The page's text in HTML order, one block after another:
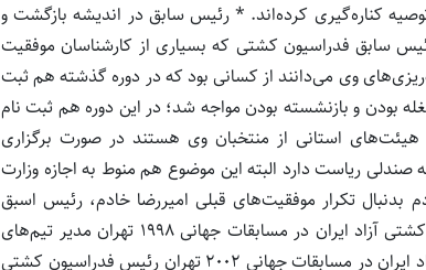
کناره‌گیری کرده‌اند. * رئیس سابق در اندیشه بازگشت و
سابق فدراسیون کشتی که بسیاری از کارشناسان موفقیت
وی می‌دانند از کسانی بود که در دوره گذشته هم ثبت
بودن و بازنشسته بودن مواجه شد؛ در این دوره هم ثبت نام
هیئت‌های استانی از منتخبان وی هستند در صورت برگزاری
صندلی ریاست دارد البته این موضوع هم منوط به اجازه وزارت
تکرار موفقیت‌های قبلی امیررضا خادم، رئیس اسبق
فدراسیون کشتی که در زمان قهرمانی تیم ملی کشتی آزاد ایران در مسابقات جهانی 1998 تهران مدیر تیم‌های
ملی کشتی و در زمان قهرمانی تیم ملی کشتی آزاد ایران در مسابقات جهانی 2002 تهران رئیس فدراسیون کشتی